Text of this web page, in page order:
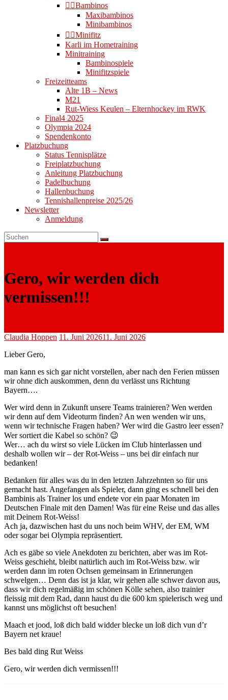
👉🏻Bambinos
Maxibambinos
Minibambinos
👉🏻Minifitz
Karli im Hometraining
Minitraining
Bambinospiele
Minifitzspiele
Freizeitteams
Alte 1B – News
M21
Rut-Wiess Keulen – Elternhockey im RWK
Final4 2025
Olympia 2024
Spendenkonto
Platzbuchung
Status Tennisplätze
Freiplatzbuchung
Anleitung Platzbuchung
Padelbuchung
Hallenbuchung
Tennishallenpreise 2025/26
Newsletter
Anmeldung
Gero, wir werden dich
vermissen!!!
Claudia Hoppen 11. Juni 202611. Juni 2026
Lieber Gero,
man kann es sich gar nicht vorstellen, aber nach den Ferien müssen
wir ohne dich auskommen, denn du verlässt uns Richtung
Bayern….
Wer wird denn in Zukunft unsere Teams trainieren? Wen werden
wir denn auf dem Videoturm finden? An wen wenden wir uns,
wenn wir technische Fragen haben? Wer wird die Gastro leer essen?
Wer sortiert die Kabel so schön? 😉
Wer… ach du wirst so viele Lücken im Club hinterlassen und
deshalb wollen wir – der Rot-Weiss – uns bei dir einfach nur
bedanken!
Bedanken für alles was du in den letzten Jahrzehnten so für uns
gemacht hast. Angefangen als Spieler, dann ging es schnell bei den
Bambinis als Trainer los und endete vor ein paar Monaten im
Deutschen Finale mit den Damen! Was für eine Reise und das alles
mit Deinem Rot-Weiss!
Ach ja, dazwischen hast du uns noch beim WHV, der EM, WM
oder sogar bei Olympia repräsentiert.
Ach es gäbe so viele Anekdoten zu berichten, aber was im Rot-
Weiss geschieht, bleibt natürlich auch im Rot-Weiss bzw. wir
werden dann im roten Ochsen gemeinsam in Erinnerungen
schwelgen… Denn das ist ja klar, wir gehen alle schwer davon aus,
dass wir dich regelmäßig im schönen Kölle sehen, also trainier
fleissig mit dem Rad, dann haust du die 600 km spielerisch weg und
kannst uns möglichst oft besuchen!
Maach et jood, loß dich bald widder blecke un loß dich vun d’r
Bayern net kraue!
Bes bald ding Rut Weiss
Gero, wir werden dich vermissen!!!